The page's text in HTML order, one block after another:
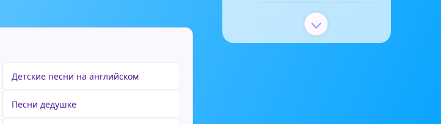
Детские песни на английском
Песни дедушке